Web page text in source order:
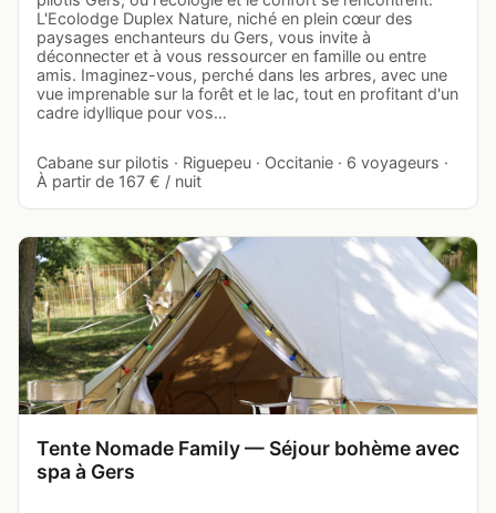
L'Ecolodge Duplex Nature, niché en plein cœur des
paysages enchanteurs du Gers, vous invite à
déconnecter et à vous ressourcer en famille ou entre
amis. Imaginez-vous, perché dans les arbres, avec une
vue imprenable sur la forêt et le lac, tout en profitant d'un
cadre idyllique pour vos…
Cabane sur pilotis · Riguepeu · Occitanie · 6 voyageurs ·
À partir de 167 € / nuit
Tente Nomade Family — Séjour bohème avec
spa à Gers